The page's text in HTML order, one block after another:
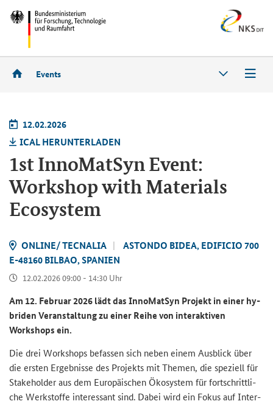
Events
12.02.2026
ICAL HER­UN­TER­LA­DEN
1st InnoMatSyn Event:
Workshop with Materials
Ecosystem
ON­LINE/ TEC­NA­LIA
AS­TON­DO BIDEA, EDI­FI­CIO 700
E-​48160 BIL­BAO, SPA­NI­EN
12.02.2026 09:00 - 14:30 Uhr
Am 12. Fe­bru­ar 2026 lädt das In­no­Mat­Syn Pro­jekt in einer hy­
bri­den Ver­an­stal­tung zu einer Reihe von in­ter­ak­ti­ven
Workshopsein.
Die drei Work­shops be­fas­sen sich neben einem Aus­blick über
die ers­ten Er­geb­nis­se des Pro­jekts mit The­men, die spe­zi­ell für
Stakeholderaus dem Eu­ro­päi­schen Öko­sys­tem für fort­schritt­li­
che Werk­stof­fe in­ter­es­sant sind. Dabei wird ein Fokus auf In­ter­